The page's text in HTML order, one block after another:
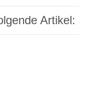
Artikel: